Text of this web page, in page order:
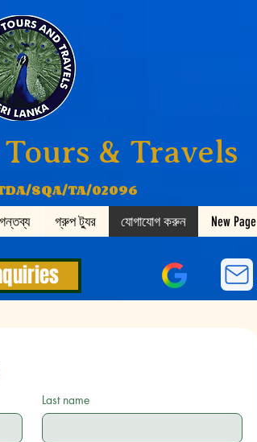
& Travels
SQA/TA/02096
গন্তব্য গ্রুপ ট্যুর যোগাযোগ করুন New Page
Last name